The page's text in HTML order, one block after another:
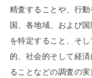
精査することや、行
国、各地域、および
を特定すること、そ
的、社会的そして経
ることなどの調査の